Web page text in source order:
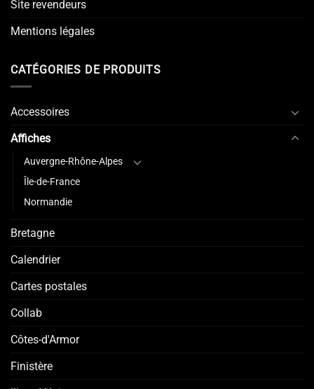
Site revendeurs
Mentions légales
CATÉGORIES DE PRODUITS
Accessoires
Affiches
Auvergne-Rhône-Alpes
Île-de-France
Normandie
Bretagne
Calendrier
Cartes postales
Collab
Côtes-d'Armor
Finistère